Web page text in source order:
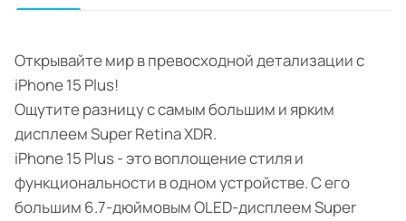
Открывайте мир в превосходной детализации с
iPhone 15 Plus!
Ощутите разницу с самым большим и ярким
дисплеем Super Retina XDR.
iPhone 15 Plus - это воплощение стиля и
функциональности в одном устройстве. С его
большим 6.7-дюймовым OLED-дисплеем Super